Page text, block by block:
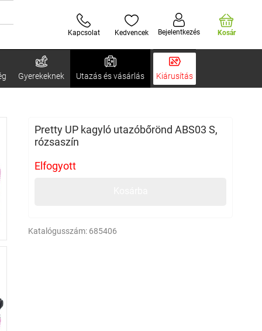
Kapcsolat Kedvencek Bejelentkezés Kosár
Gyerekeknek Utazás és vásárlás Kiárusítás
Pretty UP kagyló utazóbőrönd ABS03 S,
rózsaszín
Elfogyott
Katalógusszám: 685406